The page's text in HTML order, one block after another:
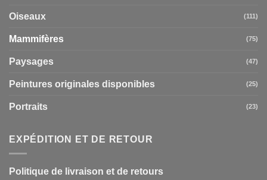
Oiseaux (111)
Mammifères (75)
Paysages (47)
Peintures originales disponibles (25)
Portraits (23)
EXPÉDITION ET DE RETOUR
Politique de livraison et de retours